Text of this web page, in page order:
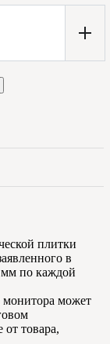
плитки
в
мм по каждой
монитора может
товара,